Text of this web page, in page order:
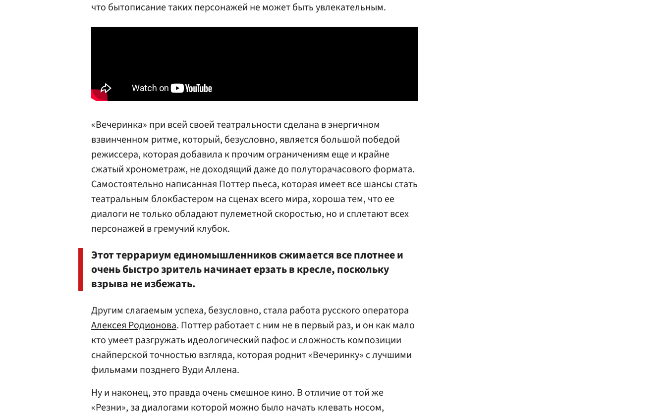
что бытописание таких персонажей не может быть увлекательным.
«Вечеринка» при всей своей театральности сделана в энергичном
взвинченном ритме, который, безусловно, является большой победой
режиссера, которая добавила к прочим ограничениям еще и крайне
сжатый хронометраж, не доходящий даже до полуторачасового формата.
Самостоятельно написанная Поттер пьеса, которая имеет все шансы стать
театральным блокбастером на сценах всего мира, хороша тем, что ее
диалоги не только обладают пулеметной скоростью, но и сплетают всех
персонажей в гремучий клубок.
Этот террариум единомышленников сжимается все плотнее и
очень быстро зритель начинает ерзать в кресле, поскольку
взрыва не избежать.
Другим слагаемым успеха, безусловно, стала работа русского оператора
Алексея Родионова. Поттер работает с ним не в первый раз, и он как мало
кто умеет разгружать идеологический пафос и сложность композиции
снайперской точностью взгляда, которая роднит «Вечеринку» с лучшими
фильмами позднего Вуди Аллена.
Ну и наконец, это правда очень смешное кино. В отличие от той же
«Резни», за диалогами которой можно было начать клевать носом,